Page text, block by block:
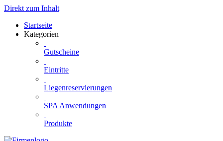
Direkt zum Inhalt
Startseite
Kategorien
Gutscheine
Eintritte
Liegenreservierungen
SPA Anwendungen
Produkte